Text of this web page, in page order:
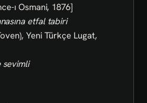
ı Osmani, 1876]
etfal tabiri
Yeni Türkçe Lugat,